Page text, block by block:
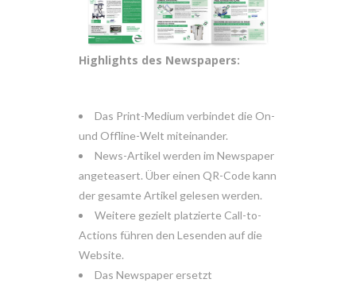
Highlights des Newspapers:
Das Print-Medium verbindet die On-
und Offline-Welt miteinander.
News-Artikel werden im Newspaper
angeteasert. Über einen QR-Code kann
der gesamte Artikel gelesen werden.
Weitere gezielt platzierte Call-to-
Actions führen den Lesenden auf die
Website.
Das Newspaper ersetzt